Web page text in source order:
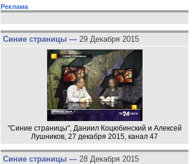
Реклама
Синие страницы — 29 Декабря 2015
"Синие страницы", Даниил Коцюбинский и Алексей
Лушников, 27 декабря 2015, канал 47
Синие страницы — 28 Декабря 2015